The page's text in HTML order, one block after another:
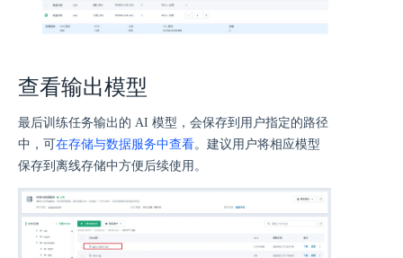
查看输出模型
最后训练任务输出的 AI 模型，会保存到用户指定的路径
中，可在存储与数据服务中查看。建议用户将相应模型
保存到离线存储中方便后续使用。